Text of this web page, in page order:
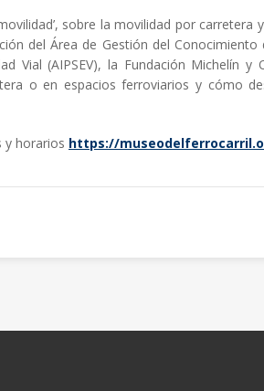
sobre la movilidad por
del Área de Gestión del
Vial (AIPSEV), la Fundación Michelín y
o en espacios ferroviarios y cómo
y horarios https://